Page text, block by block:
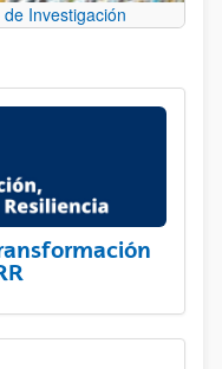
Investigación